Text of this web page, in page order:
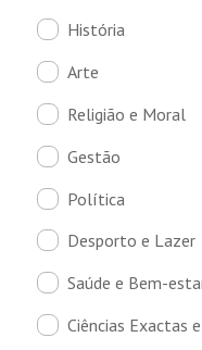
História
Arte
Religião e Moral
Gestão
Política
Desporto e Lazer
Saúde e Bem-
Ciências Exactas